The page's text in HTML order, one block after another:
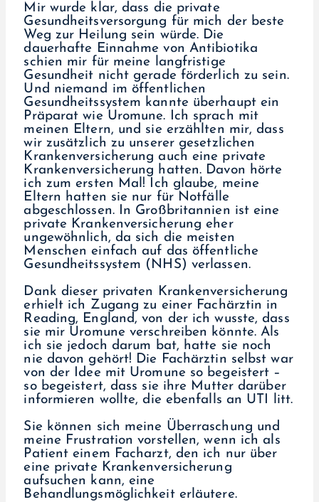
Mir wurde klar, dass die private
Gesundheitsversorgung für mich der beste
Weg zur Heilung sein würde. Die
dauerhafte Einnahme von Antibiotika
schien mir für meine langfristige
Gesundheit nicht gerade förderlich zu sein.
Und niemand im öffentlichen
Gesundheitssystem kannte überhaupt ein
Präparat wie Uromune. Ich sprach mit
meinen Eltern, und sie erzählten mir, dass
wir zusätzlich zu unserer gesetzlichen
Krankenversicherung auch eine private
Krankenversicherung hatten. Davon hörte
ich zum ersten Mal! Ich glaube, meine
Eltern hatten sie nur für Notfälle
abgeschlossen. In Großbritannien ist eine
private Krankenversicherung eher
ungewöhnlich, da sich die meisten
Menschen einfach auf das öffentliche
Gesundheitssystem (NHS) verlassen.
Dank dieser privaten Krankenversicherung
erhielt ich Zugang zu einer Fachärztin in
Reading, England, von der ich wusste, dass
sie mir Uromune verschreiben könnte. Als
ich sie jedoch darum bat, hatte sie noch
nie davon gehört! Die Fachärztin selbst war
von der Idee mit Uromune so begeistert –
so begeistert, dass sie ihre Mutter darüber
informieren wollte, die ebenfalls an UTI litt.
Sie können sich meine Überraschung und
meine Frustration vorstellen, wenn ich als
Patient einem Facharzt, den ich nur über
eine private Krankenversicherung
aufsuchen kann, eine
Behandlungsmöglichkeit erläutere.